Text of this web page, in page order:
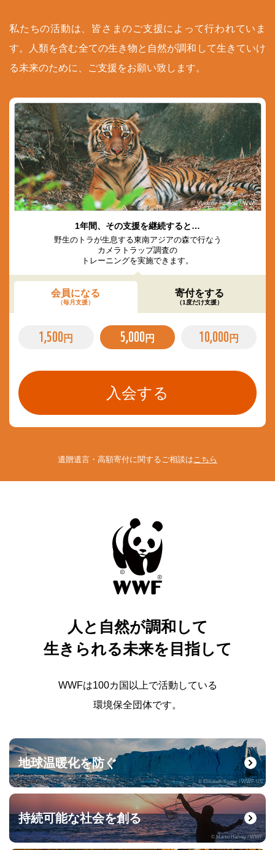
私たちの活動は、皆さまのご支援によって行われていま
す。人類を含む全ての生き物と自然が調和して生きていけ
る未来のために、ご支援をお願い致します。
© Vladimir Filonov / WWF
1年間、その支援を継続すると…
野生のトラが生息する東南アジアの森で行なう
カメラトラップ調査の
トレーニングを実施できます。
会員になる
（毎月支援）
寄付をする
（1度だけ支援）
1,500 円 5,000 円 10,000 円
遺贈遺言・高額寄付に関するご相談は こちら
人と自然が調和して
生きられる未来を目指して
WWFは100カ国以上で活動している
環境保全団体です。
地球温暖化を防ぐ
© Elisabeth Kruger / WWF-US
持続可能な社会を創る
© Martin Harvey / WWF